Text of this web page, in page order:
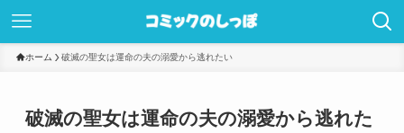
ホーム 破滅の聖女は運命の夫の溺愛から逃れたい
破滅の聖女は運命の夫の溺愛から逃れた